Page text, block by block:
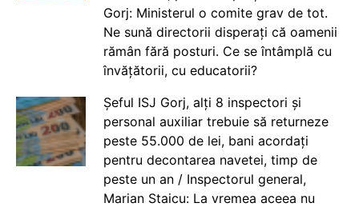
Gorj: Ministerul o comite grav de tot.
Ne sună directorii disperați că oamenii
rămân fără posturi. Ce se întâmplă cu
învățătorii, cu educatorii?
Șeful ISJ Gorj, alți 8 inspectori și
personal auxiliar trebuie să returneze
peste 55.000 de lei, bani acordați
pentru decontarea navetei, timp de
peste un an / Inspectorul general,
Marian Staicu: La vremea aceea nu